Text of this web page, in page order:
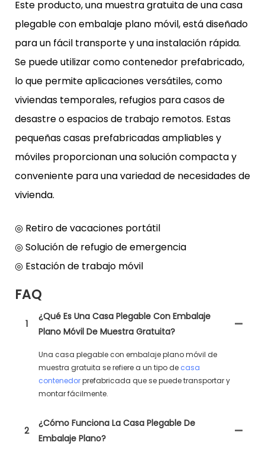
Este producto, una muestra gratuita de una casa
plegable con embalaje plano móvil, está diseñado
para un fácil transporte y una instalación rápida.
Se puede utilizar como contenedor prefabricado,
lo que permite aplicaciones versátiles, como
viviendas temporales, refugios para casos de
desastre o espacios de trabajo remotos. Estas
pequeñas casas prefabricadas ampliables y
móviles proporcionan una solución compacta y
conveniente para una variedad de necesidades de
vivienda.
◎ Retiro de vacaciones portátil
◎ Solución de refugio de emergencia
◎ Estación de trabajo móvil
FAQ
1
¿Qué Es Una Casa Plegable Con Embalaje
Plano Móvil De Muestra Gratuita?
Una casa plegable con embalaje plano móvil de
muestra gratuita se refiere a un tipo de casa
contenedorprefabricada que se puede transportar y
montar fácilmente.
2
¿Cómo Funciona La Casa Plegable De
Embalaje Plano?